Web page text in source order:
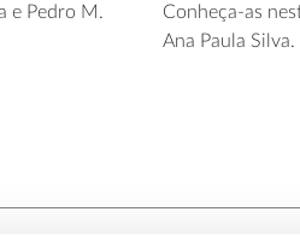
e Pedro M.
Conheça-as
Ana Paula Silva.